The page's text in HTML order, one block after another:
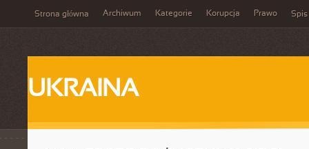
Strona główna Archiwum Kategorie Korupcja Prawo Spis
UKRAINA